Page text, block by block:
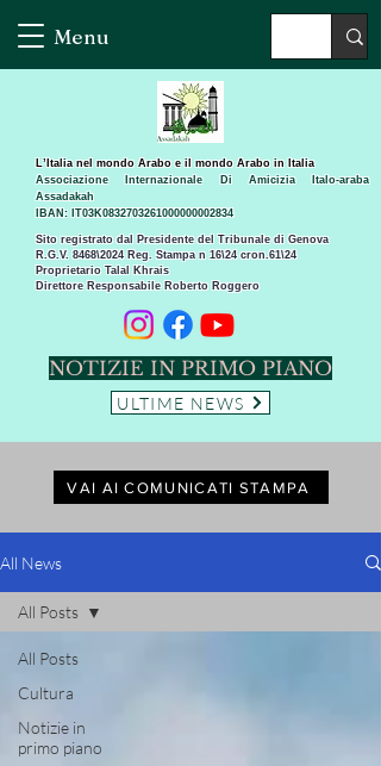
Menu
Sito registrato dal Presidente del Tribunale di Genova
R.G.V. 8468\2024 Reg. Stampa n 16\24 cron.61\24 ​
Proprietario Talal Khrais
Direttore Responsabile Roberto Roggero
L’Italia nel mondo Arabo e il mondo Arabo in Italia
Associazione Internazionale Di Amicizia Italo-araba
Assadakah
IBAN: IT03K0832703261000000002834
NOTIZIE IN PRIMO PIANO
ULTIME NEWS
VAI AI COMUNICATI STAMPA
All News
All Posts
Cultura
Notizie in
primo piano
All Posts